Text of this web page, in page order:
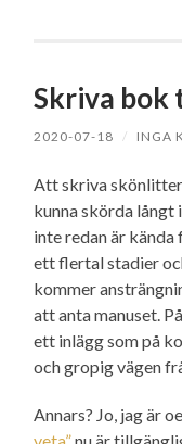
Skriva bok
2020-07-18 / INGA
Att skriva
kunna skörda långt
inte redan är
ett flertal stadier
kommer
att anta manuset. På
ett inlägg som på
och gropig vägen
Annars? Jo, jag är
veta”nu är